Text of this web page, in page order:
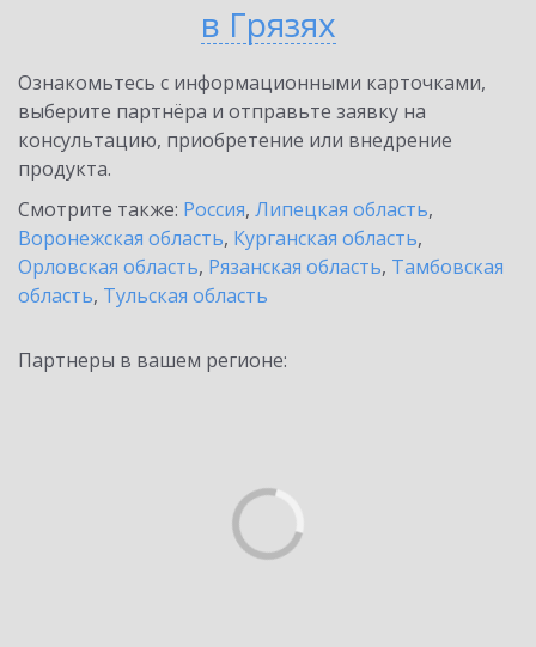
в Грязях
Ознакомьтесь с информационными карточками,
выберите партнёра и отправьте заявку на
консультацию, приобретение или внедрение
продукта.
Смотрите также: Россия, Липецкая область,
Воронежская область, Курганская область,
Орловская область, Рязанская область, Тамбовская
область, Тульская область
Партнеры в вашем регионе: